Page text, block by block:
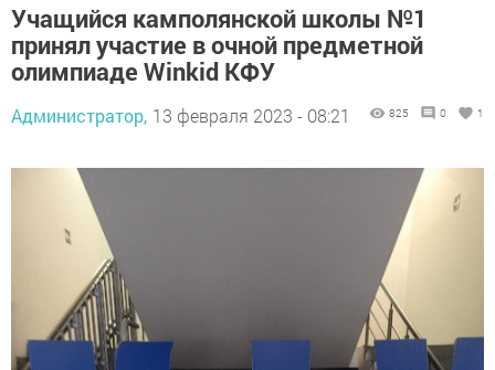
Учащийся камполянской школы №1
принял участие в очной предметной
олимпиаде Winkid КФУ
Администратор, 13 февраля 2023 - 08:21 825 0 1